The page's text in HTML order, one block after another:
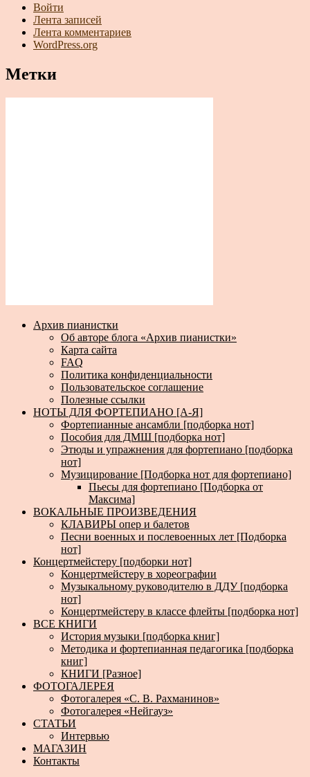
Войти
Лента записей
Лента комментариев
WordPress.org
Метки
Архив пианистки
Об авторе блога «Архив пианистки»
Карта сайта
FAQ
Политика конфиденциальности
Пользовательское соглашение
Полезные ссылки
НОТЫ ДЛЯ ФОРТЕПИАНО [А-Я]
Фортепианные ансамбли [подборка нот]
Пособия для ДМШ [подборка нот]
Этюды и упражнения для фортепиано [подборка
нот]
Музицирование [Подборка нот для фортепиано]
Пьесы для фортепиано [Подборка от
Максима]
ВОКАЛЬНЫЕ ПРОИЗВЕДЕНИЯ
КЛАВИРЫ опер и балетов
Песни военных и послевоенных лет [Подборка
нот]
Концертмейстеру [подборки нот]
Концертмейстеру в хореографии
Музыкальному руководителю в ДДУ [подборка
нот]
Концертмейстеру в классе флейты [подборка нот]
ВСЕ КНИГИ
История музыки [подборка книг]
Методика и фортепианная педагогика [подборка
книг]
КНИГИ [Разное]
ФОТОГАЛЕРЕЯ
Фотогалерея «С. В. Рахманинов»
Фотогалерея «Нейгауз»
СТАТЬИ
Интервью
МАГАЗИН
Контакты